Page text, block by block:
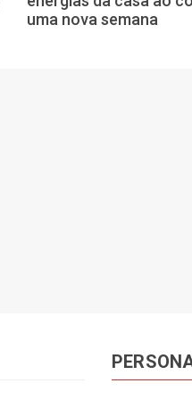
uma nova semana